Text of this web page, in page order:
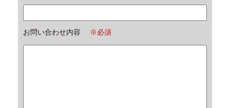
お問い合わせ内容 ※必須